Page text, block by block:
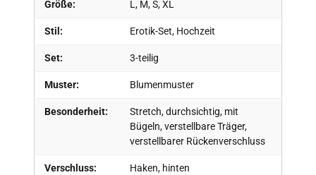
Größe: L, M, S, XL
Stil: Erotik-Set, Hochzeit
Set: 3-teilig
Muster: Blumenmuster
Besonderheit:
Stretch, durchsichtig, mit
Bügeln, verstellbare Träger,
verstellbarer Rückenverschluss
Verschluss: Haken, hinten